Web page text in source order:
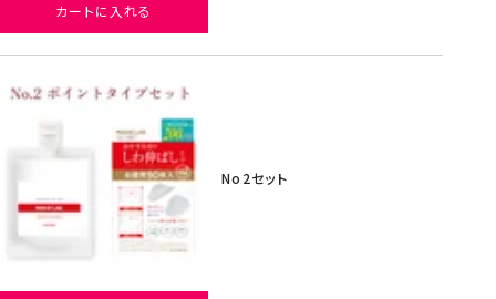
カートに入れる
No2セット